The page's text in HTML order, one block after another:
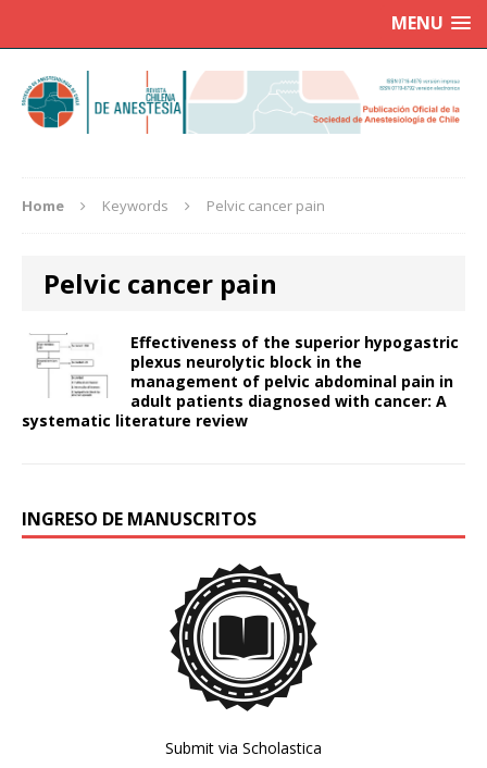
MENU
Home Keywords Pelvic cancer pain
Pelvic cancer pain
Effectiveness of the superior hypogastric
plexus neurolytic block in the
management of pelvic abdominal pain in
adult patients diagnosed with cancer: A
systematic literature review
INGRESO DE MANUSCRITOS
Submit via Scholastica